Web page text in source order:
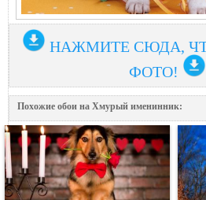
НАЖМИТЕ СЮДА,
ФОТО!
Похожие обои на Хмурый именинник: